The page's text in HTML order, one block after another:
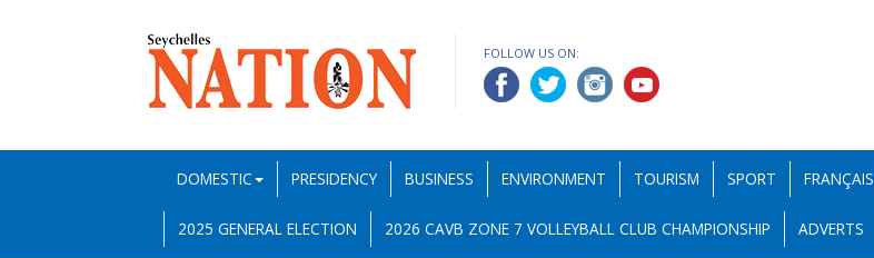
FOLLOW US ON:
DOMESTIC PRESIDENCY BUSINESS ENVIRONMENT TOURISM SPORT FRANÇAIS
2025 GENERAL ELECTION 2026 CAVB ZONE 7 VOLLEYBALL CLUB CHAMPIONSHIP ADVERTS